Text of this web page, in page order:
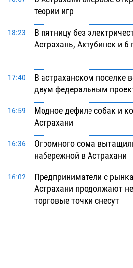
теории игр
18:23
В пятницу без
Астрахань, Ахтубинск и 6
17:40
В астраханском поселке
двум федеральным
16:59
Модное дефиле собак и
Астрахани
16:36
Огромного сома
набережной в Астрахани
16:02
Предприниматели с
Астрахани продолжают
торговые точки снесут
на новой серебряной